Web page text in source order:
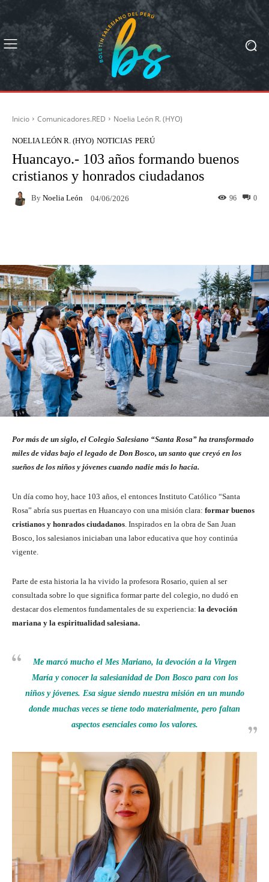
Inicio Comunicadores.RED Noelia León R. (HYO)
NOELIA LEÓN R. (HYO) NOTICIAS PERÚ
Huancayo.- 103 años formando buenos
cristianos y honrados ciudadanos
By Noelia León 04/06/2026 0
96
Por más de un siglo, el Colegio Salesiano “Santa Rosa” ha transformado
miles de vidas bajo el legado de Don Bosco, un santo que creyó en los
sueños de los niños y jóvenes cuando nadie más lo hacía.
Un día como hoy, hace 103 años, el entonces Instituto Católico “Santa
Rosa” abría sus puertas en Huancayo con una misión clara: formar buenos
cristianos y honrados ciudadanos. Inspirados en la obra de San Juan
Bosco, los salesianos iniciaban una labor educativa que hoy continúa
vigente.
Parte de esta historia la ha vivido la profesora Rosario, quien al ser
consultada sobre lo que significa formar parte del colegio, no dudó en
destacar dos elementos fundamentales de su experiencia: la devoción
mariana y la espiritualidad salesiana.
Me marcó mucho el Mes Mariano, la devoción a la Virgen
María y conocer la salesianidad de Don Bosco para con los
niños y jóvenes. Esa sigue siendo nuestra misión en un mundo
donde muchas veces se tiene todo materialmente, pero faltan
aspectos esenciales como los valores.